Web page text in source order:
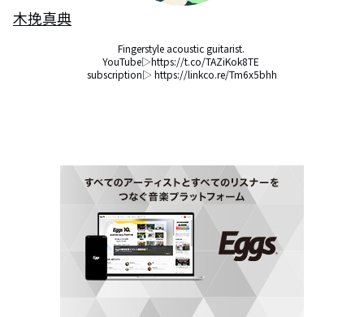
木挽真典
Fingerstyle acoustic guitarist.
YouTube▷https://t.co/TAZiKok8TE
subscription▷ https://linkco.re/Tm6x5bhh